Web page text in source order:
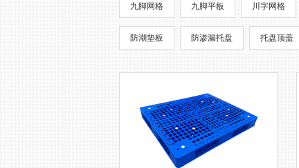
九脚网格 九脚平板 川字网格
防潮垫板 防渗漏托盘 托盘顶盖